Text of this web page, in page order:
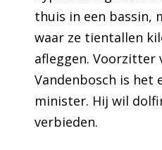
thuis in een bassin,
waar ze tientallen
afleggen. Voorzitter
Vandenbosch is het
minister. Hij wil
verbieden.